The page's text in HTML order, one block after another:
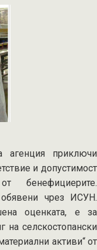
агенция приключи
и допустимост
бенефициерите.
чрез ИСУН.
оценката, е за
на селскостопански
активи“ от